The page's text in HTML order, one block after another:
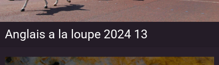
Anglais a la loupe 2024 13